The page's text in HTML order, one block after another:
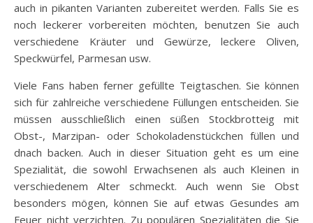
auch in pikanten Varianten zubereitet werden. Falls Sie es
noch leckerer vorbereiten möchten, benutzen Sie auch
verschiedene Kräuter und Gewürze, leckere Oliven,
Speckwürfel, Parmesan usw.
Viele Fans haben ferner gefüllte Teigtaschen. Sie können
sich für zahlreiche verschiedene Füllungen entscheiden. Sie
müssen ausschließlich einen süßen Stockbrotteig mit
Obst-, Marzipan- oder Schokoladenstückchen füllen und
dnach backen. Auch in dieser Situation geht es um eine
Spezialität, die sowohl Erwachsenen als auch Kleinen in
verschiedenem Alter schmeckt. Auch wenn Sie Obst
besonders mögen, können Sie auf etwas Gesundes am
Feuer nicht verzichten. Zu populären Spezialitäten die Sie